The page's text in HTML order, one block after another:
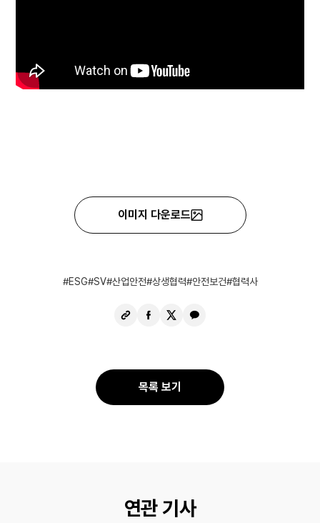
이미지 다운로드
ESG SV 산업안전 상생협력 안전보건 협력사
URL
페
공
X
카
목록 보기
연관 기사